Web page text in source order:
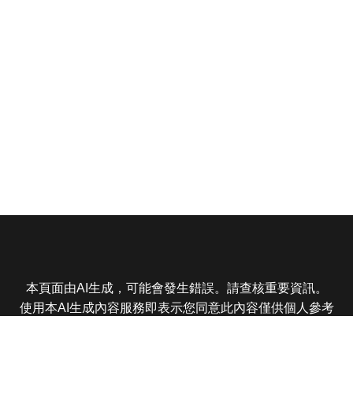
本頁面由AI生成，可能會發生錯誤。請查核重要資訊。
使用本AI生成內容服務即表示您同意此內容僅供個人參考